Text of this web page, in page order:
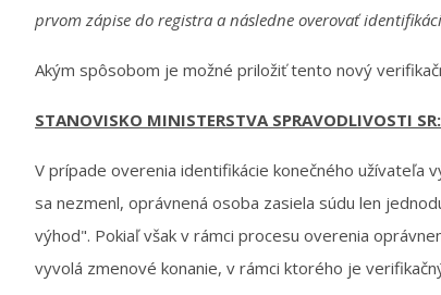
prvom zápise do registra a následne overovať
Akým spôsobom je možné priložiť tento nový
STANOVISKO MINISTERSTVA SPRAVODLIVOSTI SR:
V prípade overenia identifikácie konečného užívateľa
sa nezmenl, oprávnená osoba zasiela súdu len
výhod". Pokiaľ však v rámci procesu overenia
vyvolá zmenové konanie, v rámci ktorého je